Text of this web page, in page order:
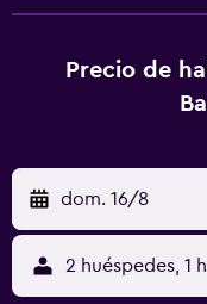
ubicación para
Kościeliska,
Precio de
dom. 16/8
2 huéspedes, 1